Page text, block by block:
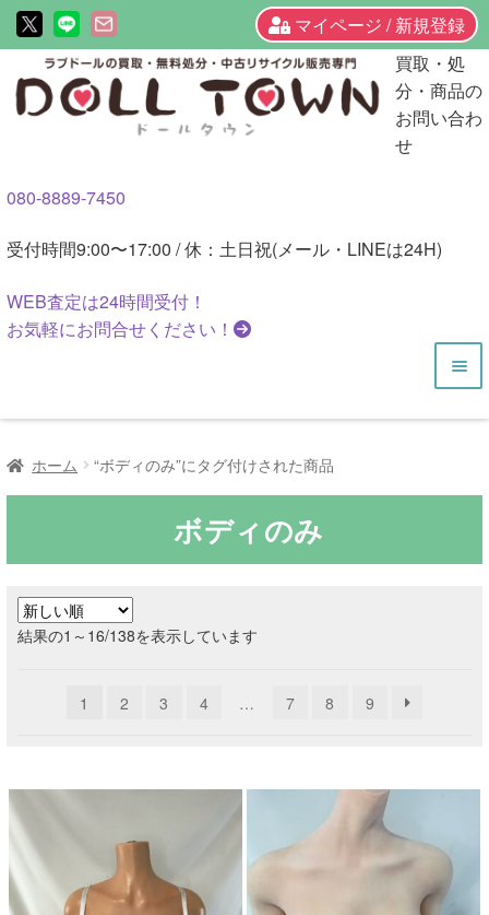
マイページ / 新規登録
ビ
ゲ
ョ
へ
キ
ッ
ン
テ
へ
キ
プ
買取・処
分・商品の
お問い合わ
せ
080-8889-7450
受付時間9:00〜17:00 / 休：土日祝(メール・LINEは24H)
WEB査定は24時間受付！
お気軽にお問合せください！
HOME
商品一覧
ラブドール買取・処分
よくあるご質問
ホーム “ボディのみ”にタグ付けされた商品
ボディのみ
結果の1～16/138を表示しています新
1 2 3 4 … 7 8 9